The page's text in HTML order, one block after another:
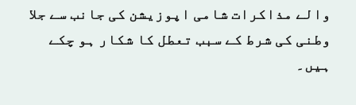
والے مذاکرات شامی اپوزیشن کی جانب سے جلا
وطنی کی شرط کے سبب تعطل کا شکار ہو چکے
ہیں۔